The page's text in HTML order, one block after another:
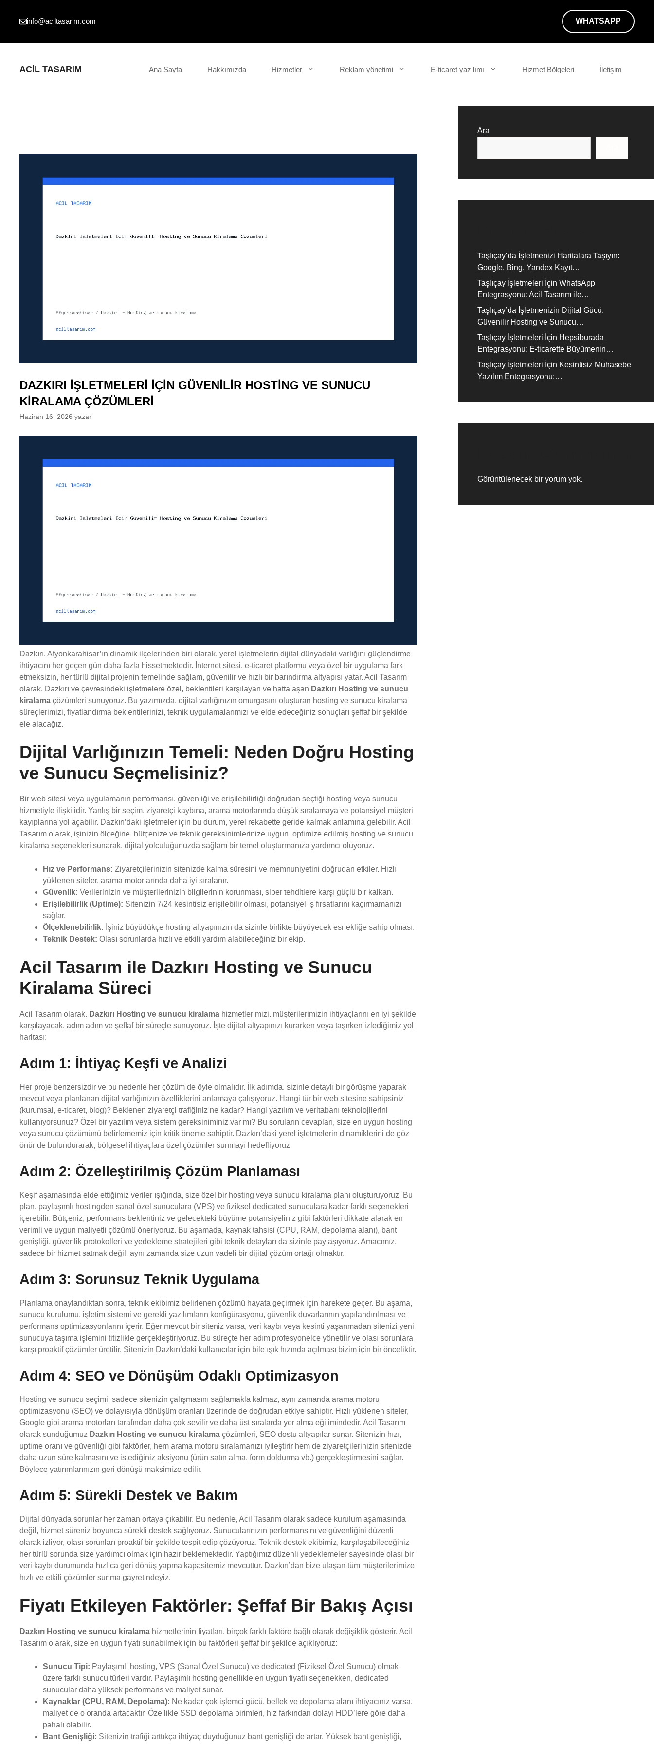
info@aciltasarim.com WHATSAPP
ACIL TASARIM Ana Sayfa Hakkımızda Hizmetler Reklam yönetimi E-ticaret yazılımı Hizmet Bölgeleri İletişim
DAZKIRI İŞLETMELERI İÇIN GÜVENILIR HOSTING VE SUNUCU
KIRALAMA ÇÖZÜMLERI
Haziran 16, 2026 yazar
Dazkırı, Afyonkarahisar’ın dinamik ilçelerinden biri olarak, yerel işletmelerin dijital dünyadaki varlığını güçlendirme
ihtiyacını her geçen gün daha fazla hissetmektedir. İnternet sitesi, e-ticaret platformu veya özel bir uygulama fark
etmeksizin, her türlü dijital projenin temelinde sağlam, güvenilir ve hızlı bir barındırma altyapısı yatar. Acil Tasarım
olarak, Dazkırı ve çevresindeki işletmelere özel, beklentileri karşılayan ve hatta aşan Dazkırı Hosting ve sunucu
kiralama çözümleri sunuyoruz. Bu yazımızda, dijital varlığınızın omurgasını oluşturan hosting ve sunucu kiralama
süreçlerimizi, fiyatlandırma beklentilerinizi, teknik uygulamalarımızı ve elde edeceğiniz sonuçları şeffaf bir şekilde
ele alacağız.
Dijital Varlığınızın Temeli: Neden Doğru Hosting
ve Sunucu Seçmelisiniz?
Bir web sitesi veya uygulamanın performansı, güvenliği ve erişilebilirliği doğrudan seçtiği hosting veya sunucu
hizmetiyle ilişkilidir. Yanlış bir seçim, ziyaretçi kaybına, arama motorlarında düşük sıralamaya ve potansiyel müşteri
kayıplarına yol açabilir. Dazkırı’daki işletmeler için bu durum, yerel rekabette geride kalmak anlamına gelebilir. Acil
Tasarım olarak, işinizin ölçeğine, bütçenize ve teknik gereksinimlerinize uygun, optimize edilmiş hosting ve sunucu
kiralama seçenekleri sunarak, dijital yolculuğunuzda sağlam bir temel oluşturmanıza yardımcı oluyoruz.
Hız ve Performans: Ziyaretçilerinizin sitenizde kalma süresini ve memnuniyetini doğrudan etkiler. Hızlı
yüklenen siteler, arama motorlarında daha iyi sıralanır.
Güvenlik: Verilerinizin ve müşterilerinizin bilgilerinin korunması, siber tehditlere karşı güçlü bir kalkan.
Erişilebilirlik (Uptime): Sitenizin 7/24 kesintisiz erişilebilir olması, potansiyel iş fırsatlarını kaçırmamanızı
sağlar.
Ölçeklenebilirlik: İşiniz büyüdükçe hosting altyapınızın da sizinle birlikte büyüyecek esnekliğe sahip olması.
Teknik Destek: Olası sorunlarda hızlı ve etkili yardım alabileceğiniz bir ekip.
Acil Tasarım ile Dazkırı Hosting ve Sunucu
Kiralama Süreci
Acil Tasarım olarak, Dazkırı Hosting ve sunucu kiralama hizmetlerimizi, müşterilerimizin ihtiyaçlarını en iyi şekilde
karşılayacak, adım adım ve şeffaf bir süreçle sunuyoruz. İşte dijital altyapınızı kurarken veya taşırken izlediğimiz yol
haritası:
Adım 1: İhtiyaç Keşfi ve Analizi
Her proje benzersizdir ve bu nedenle her çözüm de öyle olmalıdır. İlk adımda, sizinle detaylı bir görüşme yaparak
mevcut veya planlanan dijital varlığınızın özelliklerini anlamaya çalışıyoruz. Hangi tür bir web sitesine sahipsiniz
(kurumsal, e-ticaret, blog)? Beklenen ziyaretçi trafiğiniz ne kadar? Hangi yazılım ve veritabanı teknolojilerini
kullanıyorsunuz? Özel bir yazılım veya sistem gereksiniminiz var mı? Bu soruların cevapları, size en uygun hosting
veya sunucu çözümünü belirlememiz için kritik öneme sahiptir. Dazkırı’daki yerel işletmelerin dinamiklerini de göz
önünde bulundurarak, bölgesel ihtiyaçlara özel çözümler sunmayı hedefliyoruz.
Adım 2: Özelleştirilmiş Çözüm Planlaması
Keşif aşamasında elde ettiğimiz veriler ışığında, size özel bir hosting veya sunucu kiralama planı oluşturuyoruz. Bu
plan, paylaşımlı hostingden sanal özel sunuculara (VPS) ve fiziksel dedicated sunuculara kadar farklı seçenekleri
içerebilir. Bütçeniz, performans beklentiniz ve gelecekteki büyüme potansiyeliniz gibi faktörleri dikkate alarak en
verimli ve uygun maliyetli çözümü öneriyoruz. Bu aşamada, kaynak tahsisi (CPU, RAM, depolama alanı), bant
genişliği, güvenlik protokolleri ve yedekleme stratejileri gibi teknik detayları da sizinle paylaşıyoruz. Amacımız,
sadece bir hizmet satmak değil, aynı zamanda size uzun vadeli bir dijital çözüm ortağı olmaktır.
Adım 3: Sorunsuz Teknik Uygulama
Planlama onaylandıktan sonra, teknik ekibimiz belirlenen çözümü hayata geçirmek için harekete geçer. Bu aşama,
sunucu kurulumu, işletim sistemi ve gerekli yazılımların konfigürasyonu, güvenlik duvarlarının yapılandırılması ve
performans optimizasyonlarını içerir. Eğer mevcut bir siteniz varsa, veri kaybı veya kesinti yaşanmadan sitenizi yeni
sunucuya taşıma işlemini titizlikle gerçekleştiriyoruz. Bu süreçte her adım profesyonelce yönetilir ve olası sorunlara
karşı proaktif çözümler üretilir. Sitenizin Dazkırı’daki kullanıcılar için bile ışık hızında açılması bizim için bir önceliktir.
Adım 4: SEO ve Dönüşüm Odaklı Optimizasyon
Hosting ve sunucu seçimi, sadece sitenizin çalışmasını sağlamakla kalmaz, aynı zamanda arama motoru
optimizasyonu (SEO) ve dolayısıyla dönüşüm oranları üzerinde de doğrudan etkiye sahiptir. Hızlı yüklenen siteler,
Google gibi arama motorları tarafından daha çok sevilir ve daha üst sıralarda yer alma eğilimindedir. Acil Tasarım
olarak sunduğumuz Dazkırı Hosting ve sunucu kiralama çözümleri, SEO dostu altyapılar sunar. Sitenizin hızı,
uptime oranı ve güvenliği gibi faktörler, hem arama motoru sıralamanızı iyileştirir hem de ziyaretçilerinizin sitenizde
daha uzun süre kalmasını ve istediğiniz aksiyonu (ürün satın alma, form doldurma vb.) gerçekleştirmesini sağlar.
Böylece yatırımlarınızın geri dönüşü maksimize edilir.
Adım 5: Sürekli Destek ve Bakım
Dijital dünyada sorunlar her zaman ortaya çıkabilir. Bu nedenle, Acil Tasarım olarak sadece kurulum aşamasında
değil, hizmet süreniz boyunca sürekli destek sağlıyoruz. Sunucularınızın performansını ve güvenliğini düzenli
olarak izliyor, olası sorunları proaktif bir şekilde tespit edip çözüyoruz. Teknik destek ekibimiz, karşılaşabileceğiniz
her türlü sorunda size yardımcı olmak için hazır beklemektedir. Yaptığımız düzenli yedeklemeler sayesinde olası bir
veri kaybı durumunda hızlıca geri dönüş yapma kapasitemiz mevcuttur. Dazkırı’dan bize ulaşan tüm müşterilerimize
hızlı ve etkili çözümler sunma gayretindeyiz.
Fiyatı Etkileyen Faktörler: Şeffaf Bir Bakış Açısı
Dazkırı Hosting ve sunucu kiralama hizmetlerinin fiyatları, birçok farklı faktöre bağlı olarak değişiklik gösterir. Acil
Tasarım olarak, size en uygun fiyatı sunabilmek için bu faktörleri şeffaf bir şekilde açıklıyoruz:
Sunucu Tipi: Paylaşımlı hosting, VPS (Sanal Özel Sunucu) ve dedicated (Fiziksel Özel Sunucu) olmak
üzere farklı sunucu türleri vardır. Paylaşımlı hosting genellikle en uygun fiyatlı seçenekken, dedicated
sunucular daha yüksek performans ve maliyet sunar.
Kaynaklar (CPU, RAM, Depolama): Ne kadar çok işlemci gücü, bellek ve depolama alanı ihtiyacınız varsa,
maliyet de o oranda artacaktır. Özellikle SSD depolama birimleri, hız farkından dolayı HDD’lere göre daha
pahalı olabilir.
Bant Genişliği: Sitenizin trafiği arttıkça ihtiyaç duyduğunuz bant genişliği de artar. Yüksek bant genişliği,
Ara
Taşlıçay’da İşletmenizi Haritalara Taşıyın:
Google, Bing, Yandex Kayıt…
Taşlıçay İşletmeleri İçin WhatsApp
Entegrasyonu: Acil Tasarım ile…
Taşlıçay’da İşletmenizin Dijital Gücü:
Güvenilir Hosting ve Sunucu…
Taşlıçay İşletmeleri İçin Hepsiburada
Entegrasyonu: E-ticarette Büyümenin…
Taşlıçay İşletmeleri İçin Kesintisiz Muhasebe
Yazılım Entegrasyonu:…
Görüntülenecek bir yorum yok.